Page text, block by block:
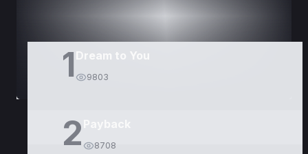
1 Dream to You
9803
2 8708